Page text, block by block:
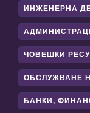
ИНЖЕНЕРНА
ЧОВЕШКИ
ОБСЛУЖВАНЕ
БАНКИ,